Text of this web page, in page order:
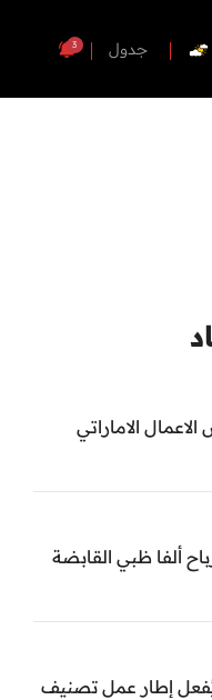
جدول 3
الاماراتي
ألفا ظبي القابضة
إطار عمل تصنيف